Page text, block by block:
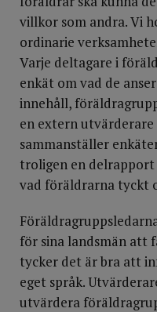
villkor som andra. Vi
ordinarie
Varje deltagare i
enkät om vad de
innehåll,
en extern
sammanställer
troligen en
vad föräldrarna tyckt
för sina landsmän att
tycker det är bra att
eget språk.
utvärdera